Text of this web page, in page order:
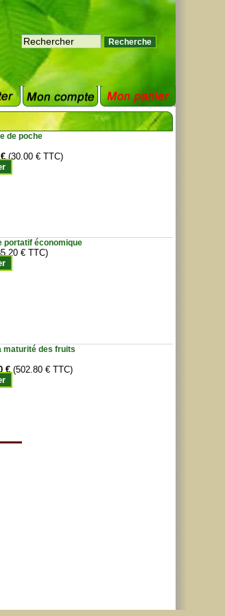
de poche
(30.00 € TTC)
portatif économique
€ TTC)
maturité des fruits
€ (502.80 € TTC)